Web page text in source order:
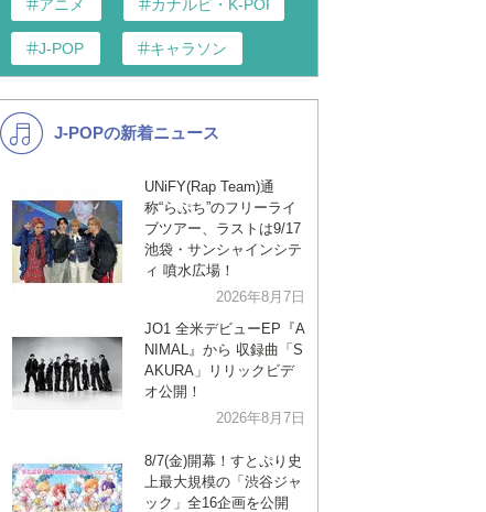
アニメ カナルビ・K-POP和訳
J-POP キャラソン
K-POP バンド
洋楽
VTuber ディズニー
J-POPの新着ニュース
UNiFY(Rap Team)通
称“らぷち”のフリーライ
ブツアー、ラストは9/17
池袋・サンシャインシテ
ィ 噴水広場！
2026年8月7日
JO1 全米デビューEP『A
NIMAL』から 収録曲「S
AKURA」リリックビデ
オ公開！
2026年8月7日
8/7(金)開幕！すとぷり史
上最大規模の「渋谷ジャ
ック」全16企画を公開